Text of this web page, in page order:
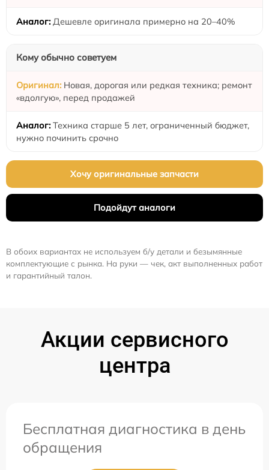
Дешевле оригинала примерно на 20–40%
Кому обычно советуем
Новая, дорогая или редкая техника; ремонт
«вдолгую», перед продажей
Техника старше 5 лет, ограниченный бюджет,
нужно починить срочно
Хочу оригинальные запчасти
Подойдут аналоги
В обоих вариантах не используем б/у детали и безымянные
комплектующие с рынка. На руки — чек, акт выполненных работ
и гарантийный талон.
Акции сервисного
центра
Бесплатная диагностика в день
обращения